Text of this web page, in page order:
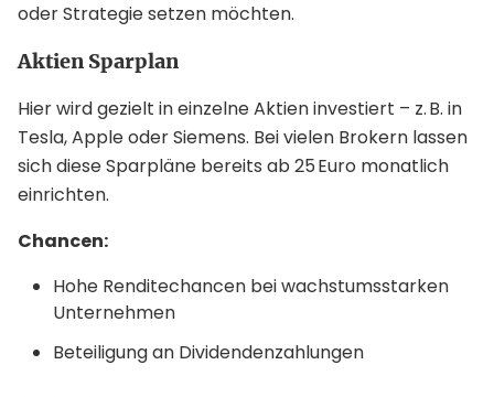
oder Strategie setzen möchten.
Aktien Sparplan
Hier wird gezielt in einzelne Aktien investiert – z. B. in
Tesla, Apple oder Siemens. Bei vielen Brokern lassen
sich diese Sparpläne bereits ab 25 Euro monatlich
einrichten.
Chancen:
Hohe Renditechancen bei wachstumsstarken
Unternehmen
Beteiligung an Dividendenzahlungen